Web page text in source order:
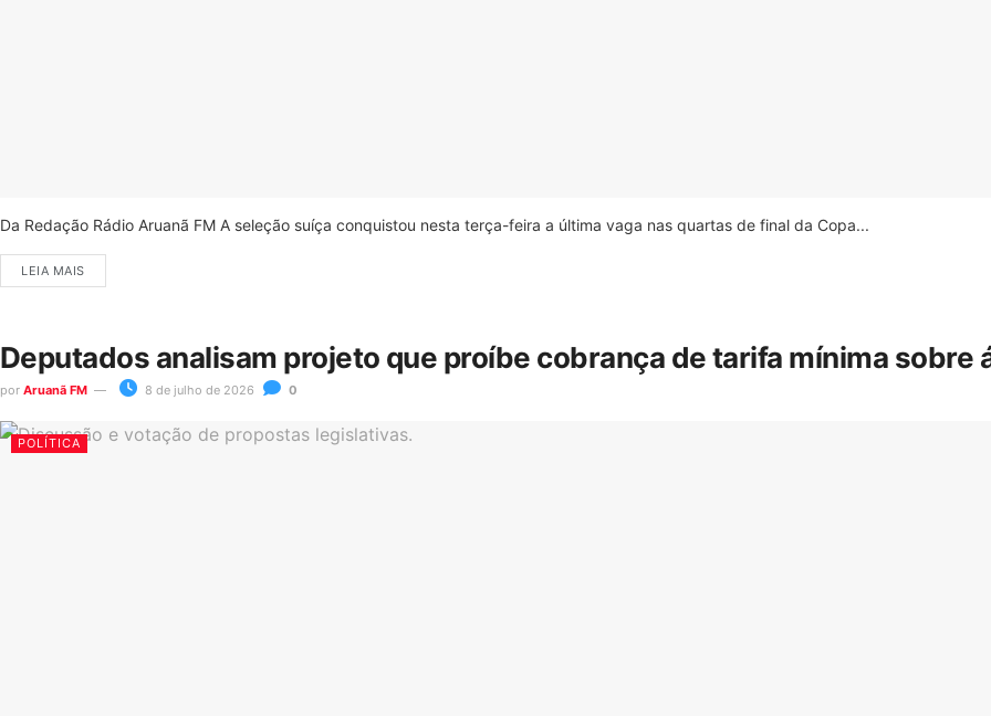
Da Redação Rádio Aruanã FM A seleção suíça conquistou nesta terça-feira a última vaga nas quartas de final da Copa...
LEIA MAIS
Deputados analisam projeto que proíbe cobrança de tarifa mínima sobre
por Aruanã FM 8 de julho de 2026 0
POLÍTICA